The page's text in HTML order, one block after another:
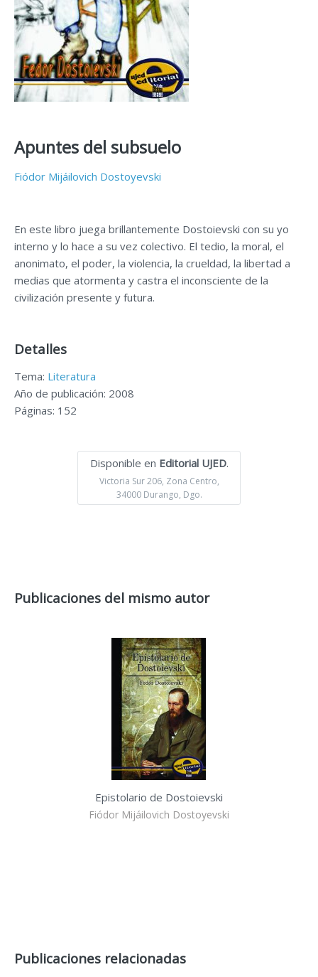
Apuntes del subsuelo
Fiódor Mijáilovich Dostoyevski
En este libro juega brillantemente Dostoievski con su yo
interno y lo hace a su vez colectivo. El tedio, la moral, el
anonimato, el poder, la violencia, la crueldad, la libertad a
medias que atormenta y castra el inconsciente de la
civilización presente y futura.
Detalles
Tema: Literatura
Año de publicación: 2008
Páginas: 152
Disponible en Editorial UJED.
Victoria Sur 206, Zona Centro,
34000 Durango, Dgo.
Publicaciones del mismo autor
Epistolario de Dostoievski
Fiódor Mijáilovich Dostoyevski
Publicaciones relacionadas